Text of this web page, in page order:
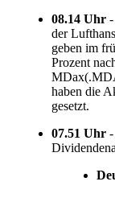
08.14 Uhr
der
geben im
Prozent
haben die
gesetzt.
07.51 Uhr